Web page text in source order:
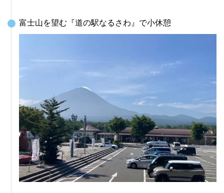
富士山を望む『道の駅なるさわ』で小休憩